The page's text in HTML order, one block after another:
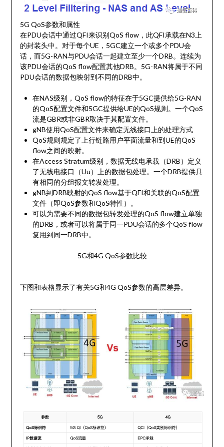
5G QoS参数和属性
在PDU会话中通过QFI来识别QoS flow，此QFI承载在N3上
的封装头中。对于每个UE，5GC建立一个或多个PDU会
话，而5G-RAN与PDU会话一起建立至少一个DRB。连续为
该PDU会话的QoS flow配置其他DRB。5G-RAN将属于不同
PDU会话的数据包映射到不同的DRB中。
在NAS级别，QoS flow的特征在于5GC提供给5G-RAN
的QoS配置文件和5GC提供给UE的QoS规则。一个QoS
流是GBR或非GBR取决于其配置文件。
gNB使用QoS配置文件来确定无线接口上的处理方式
QoS规则规定了上行链路用户平面流量和到UE的QoS
flow之间的映射。
在Access Stratum级别，数据无线电承载（DRB）定义
了无线电接口（Uu）上的数据包处理。一个DRB提供具
有相同的分组报文转发处理。
gNB到DRB映射的QoS flow基于QFI和关联的QoS配置
文件（即QoS参数和QoS特性）。
可以为需要不同的数据包转发处理的QoS flow建立单独
的DRB，或者可以将属于同一PDU会话的多个QoS flow
复用到同一DRB中。
5G和4G QoS参数比较
下图和表格显示了有关5G和4G QoS参数的高层差异。